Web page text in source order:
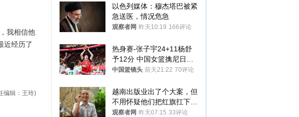
我相信他
近经历了
编辑：王玲)
以色列媒体：穆杰塔巴被紧
急送医，情况危急
观察者网 昨天10:19 166评论
热身赛-张子宇24+11杨舒
予12分 中国女篮擒尼日利
亚
中国篮镜头 前天21:22 70评论
越南出版业出了个大案，但
不用怀疑他们把红旗扛下去
的决心
观察者网 昨天07:15 33评论